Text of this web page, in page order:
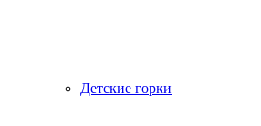
Детские горки